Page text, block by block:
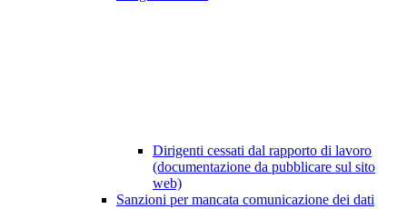
Dirigenti cessati dal rapporto di lavoro
(documentazione da pubblicare sul sito
web)
Sanzioni per mancata comunicazione dei dati